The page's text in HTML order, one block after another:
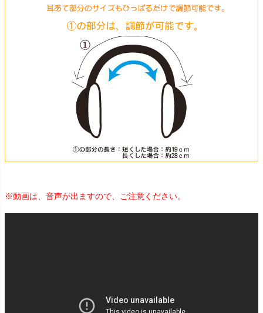
※動画は、音声が出ますので、ご注意ください。